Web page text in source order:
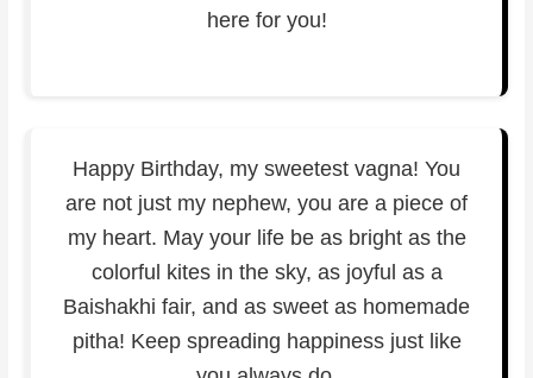
here for you!
Happy Birthday, my sweetest vagna! You
are not just my nephew, you are a piece of
my heart. May your life be as bright as the
colorful kites in the sky, as joyful as a
Baishakhi fair, and as sweet as homemade
pitha! Keep spreading happiness just like